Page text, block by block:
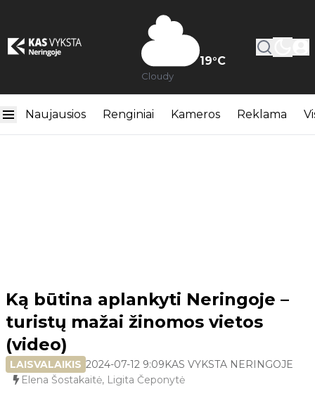
19°C
Cloudy
Naujausios Renginiai Kameros Reklama
Ką būtina aplankyti Neringoje –
turistų mažai žinomos vietos
(video)
LAISVALAIKIS 2024-07-12 9:09KAS VYKSTA NERINGOJE
Elena Šostakaitė, Ligita Čeponytė